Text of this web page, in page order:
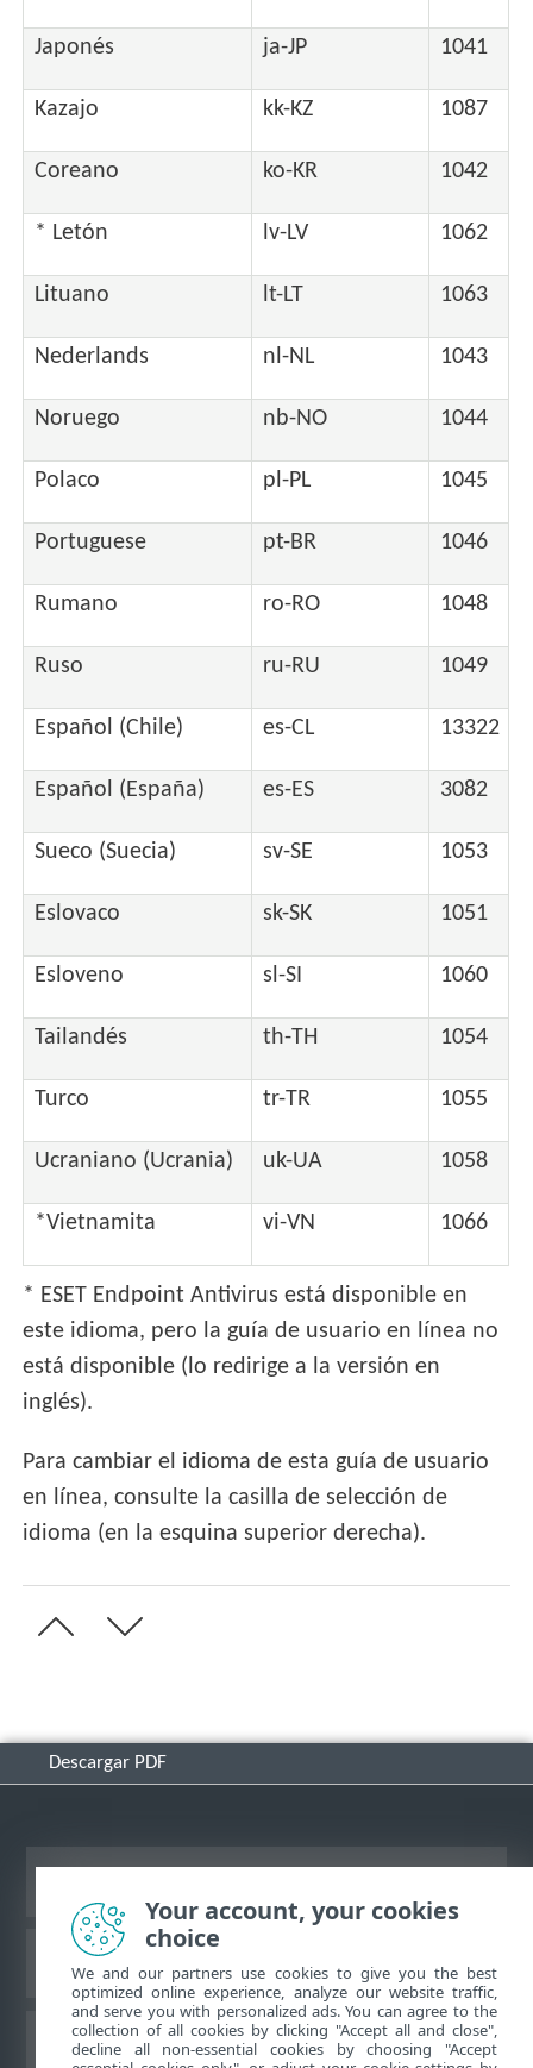
Japonés ja-JP 1041
Kazajo kk-KZ 1087
Coreano ko-KR 1042
* Letón lv-LV 1062
Lituano lt-LT 1063
Nederlands nl-NL 1043
Noruego nb-NO 1044
Polaco pl-PL 1045
Portuguese pt-BR 1046
Rumano ro-RO 1048
Ruso ru-RU 1049
Español (Chile) es-CL 13322
Español (España) es-ES 3082
Sueco (Suecia) sv-SE 1053
Eslovaco sk-SK 1051
Esloveno sl-SI 1060
Tailandés th-TH 1054
Turco tr-TR 1055
Ucraniano (Ucrania) uk-UA 1058
*Vietnamita vi-VN 1066
* ESET Endpoint Antivirus está disponible en
este idioma, pero la guía de usuario en línea no
está disponible (lo redirige a la versión en
inglés).
Para cambiar el idioma de esta guía de usuario
en línea, consulte la casilla de selección de
idioma (en la esquina superior derecha).
Descargar PDF
Base de conocimiento de ESET
Foro de ESET
Your account, your cookies
choice
We and our partners use cookies to give you the best
optimized online experience, analyze our website traffic,
and serve you with personalized ads. You can agree to the
collection of all cookies by clicking "Accept all and close",
decline all non-essential cookies by choosing "Accept